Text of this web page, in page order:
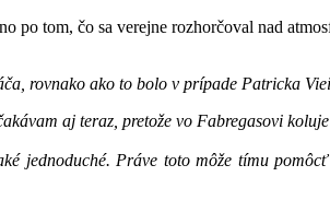
po tom, čo sa verejne rozhorčoval nad
rovnako ako to bolo v prípade Patricka
aj teraz, pretože vo Fabregasovi
jednoduché. Práve toto môže tímu